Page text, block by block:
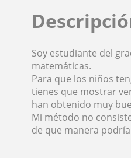
Soy estudiante del
matemáticas.
Para que los niños
tienes que mostrar
han obtenido muy
Mi método no
de que manera